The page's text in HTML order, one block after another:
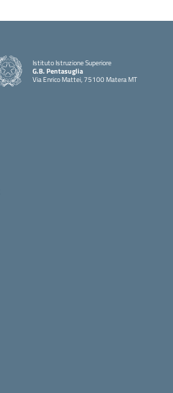
Istituto Istruzione Superiore
G.B. Pentasuglia
Via Enrico Mattei, 75100 Matera MT